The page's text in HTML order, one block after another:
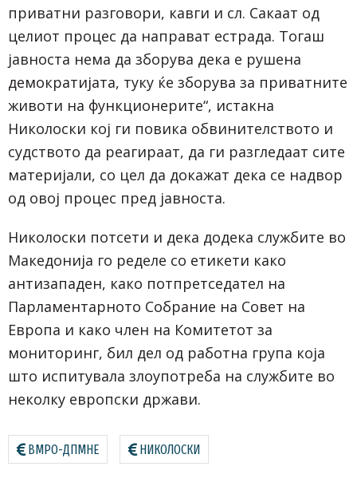
приватни разговори, кавги и сл. Сакаат од
целиот процес да направат естрада. Тогаш
јавноста нема да зборува дека е рушена
демократијата, туку ќе зборува за приватните
животи на функционерите“, истакна
Николоски кој ги повика обвинителството и
судството да реагираат, да ги разгледаат сите
материјали, со цел да докажат дека се надвор
од овој процес пред јавноста.
Николоски потсети и дека додека службите во
Македонија го ределе со етикети како
антизападен, како потпретседател на
Парламентарното Собрание на Совет на
Европа и како член на Комитетот за
мониторинг, бил дел од работна група која
што испитувала злоупотреба на службите во
неколку европски држави.
ВМРО-ДПМНЕ НИКОЛОСКИ